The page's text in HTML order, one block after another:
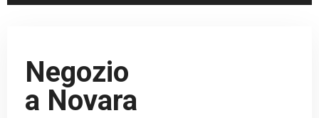
Negozio
a Novara